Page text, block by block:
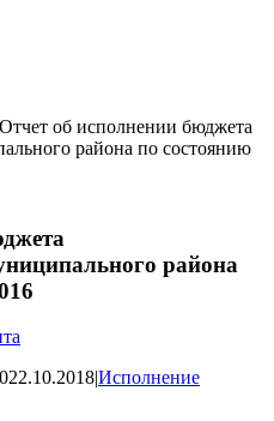
Отчет об исполнении бюджета
района по состоянию
района
22.10.2018|Исполнение